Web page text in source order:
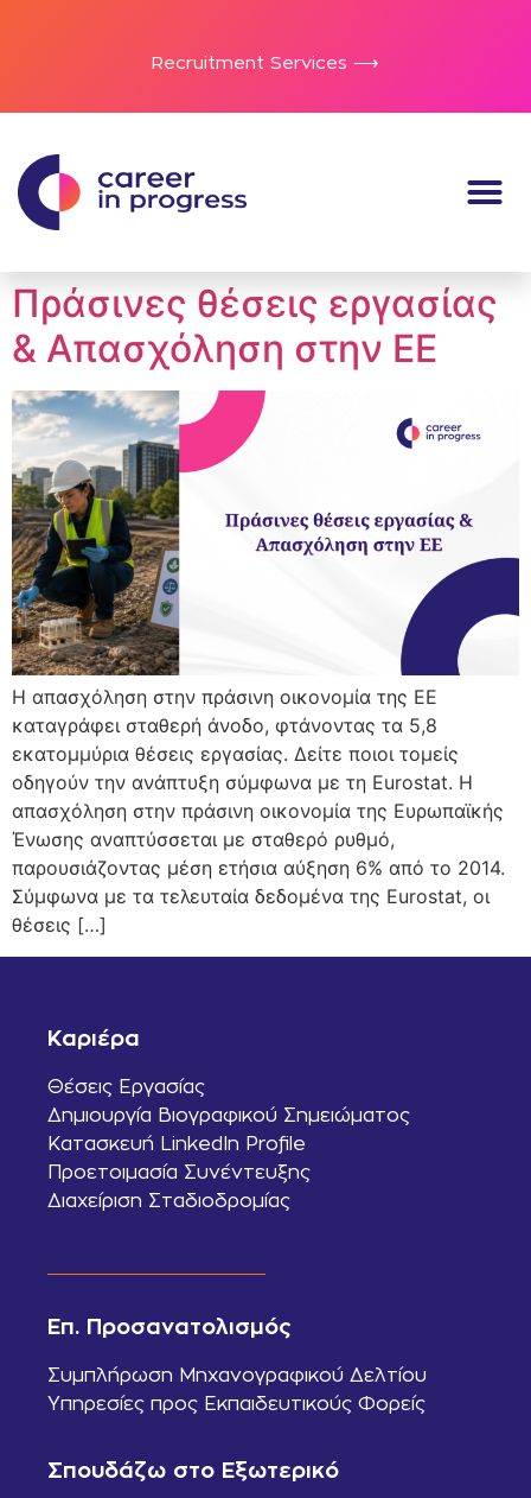
Recruitment Services ⟶
Πράσινες θέσεις εργασίας
& Απασχόληση στην ΕΕ
Η απασχόληση στην πράσινη οικονομία της ΕΕ
καταγράφει σταθερή άνοδο, φτάνοντας τα 5,8
εκατομμύρια θέσεις εργασίας. Δείτε ποιοι τομείς
οδηγούν την ανάπτυξη σύμφωνα με τη Eurostat. Η
απασχόληση στην πράσινη οικονομία της Ευρωπαϊκής
Ένωσης αναπτύσσεται με σταθερό ρυθμό,
παρουσιάζοντας μέση ετήσια αύξηση 6% από το 2014.
Σύμφωνα με τα τελευταία δεδομένα της Eurostat, οι
θέσεις […]
Καριέρα
Θέσεις Εργασίας
Δημιουργία Βιογραφικού Σημειώματος
Κατασκευή LinkedIn Profile
Προετοιμασία Συνέντευξης
Διαχείριση Σταδιοδρομίας
Επ. Προσανατολισμός
Συμπλήρωση Μηχανογραφικού Δελτίου
Υπηρεσίες προς Εκπαιδευτικούς Φορείς
Σπουδάζω στο Εξωτερικό